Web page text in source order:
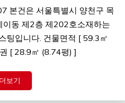
본건은 서울특별시 양천구 목
동 제2층 제202호소재하는
팅입니다. 건물면적 [ 59.3㎡
[ 28.9㎡ (8.74평) ]
더보기